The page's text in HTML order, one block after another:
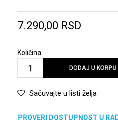
7.290,00 RSD
Količina:
DODAJ U KORPU
Sačuvajte u listi želja
PROVERI DOSTUPNOST U